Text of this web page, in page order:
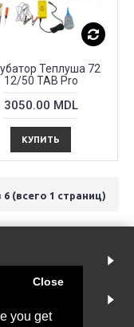
you get
Close
Теплуша 72
12/50 TAB Pro
3050.00 MDL
КУПИТЬ
6 (всего 1 страниц)